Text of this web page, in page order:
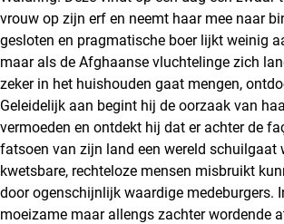
vrouw op zijn erf en neemt haar mee naar
gesloten en pragmatische boer lijkt weinig
maar als de Afghaanse vluchtelinge zich
zeker in het huishouden gaat mengen,
Geleidelijk aan begint hij de oorzaak van
vermoeden en ontdekt hij dat er achter de
fatsoen van zijn land een wereld schuilgaat
kwetsbare, rechteloze mensen misbruikt
door ogenschijnlijk waardige medeburgers.
moeizame maar allengs zachter wordende